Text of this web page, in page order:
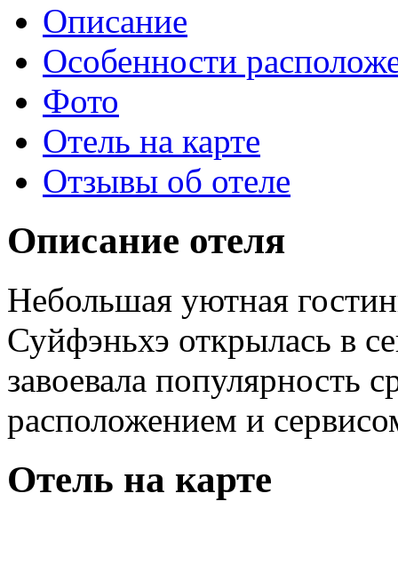
Описание
Особенности
Фото
Отель на карте
Отзывы об отеле
Описание отеля
Небольшая уютная
Суйфэньхэ открылась в
завоевала популярность
расположением и
Отель на карте